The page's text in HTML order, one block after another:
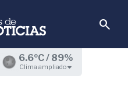
search
6.6ºC / 89%
Clima ampliado